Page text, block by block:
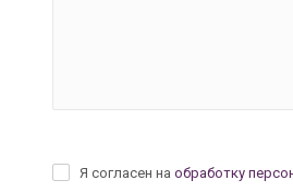
Я согласен на обработку